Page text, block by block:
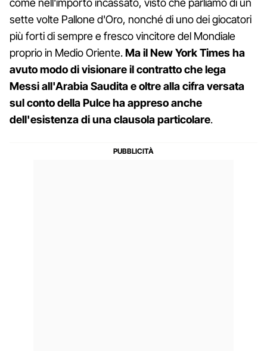
come nell'importo incassato, visto che parliamo di un
sette volte Pallone d'Oro, nonché di uno dei giocatori
più forti di sempre e fresco vincitore del Mondiale
proprio in Medio Oriente.Ma il New York Times ha
avuto modo di visionare il contratto che lega
Messi all'Arabia Saudita e oltre alla cifra versata
sul conto della Pulce ha appreso anche
dell'esistenza di una clausola particolare.